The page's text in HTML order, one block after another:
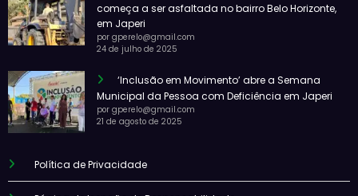
começa a ser asfaltada no bairro Belo Horizonte,
em Japeri
por gperelo@gmail.com
24 de julho de 2025
‘Inclusão em Movimento’ abre a Semana
Municipal da Pessoa com Deficiência em Japeri
por gperelo@gmail.com
21 de agosto de 2025
Política de Privacidade